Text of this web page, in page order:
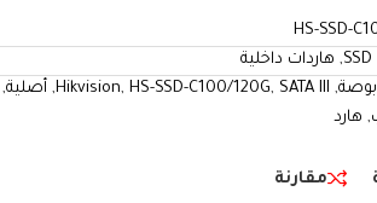
HS-SSD-
, هاردات داخلية
,
Hikvision, HS-SSD-C100/120G, SATA III
, أصلية,
, هارد
مقارنة